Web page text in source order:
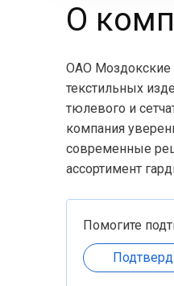
О
ОАО Моздокские
текстильных
тюлевого и
компания
современные
ассортимент
Помогите